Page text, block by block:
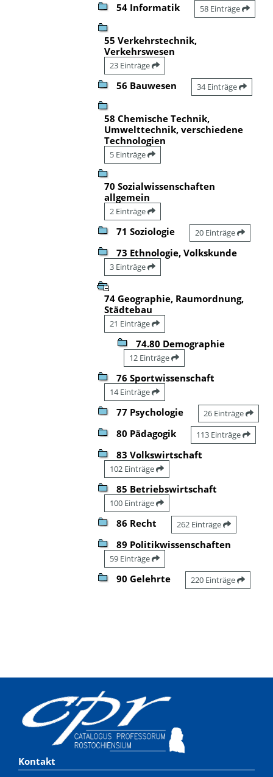
54 Informatik 58 Einträge
55 Verkehrstechnik,
Verkehrswesen
23 Einträge
56 Bauwesen 34 Einträge
58 Chemische Technik,
Umwelttechnik, verschiedene
Technologien
5 Einträge
70 Sozialwissenschaften
allgemein
2 Einträge
71 Soziologie 20 Einträge
73 Ethnologie, Volkskunde
3 Einträge
74 Geographie, Raumordnung,
Städtebau
21 Einträge
74.80 Demographie
12 Einträge
76 Sportwissenschaft
14 Einträge
77 Psychologie 26 Einträge
80 Pädagogik 113 Einträge
83 Volkswirtschaft
102 Einträge
85 Betriebswirtschaft
100 Einträge
86 Recht 262 Einträge
89 Politikwissenschaften
59 Einträge
90 Gelehrte 220 Einträge
Kontakt